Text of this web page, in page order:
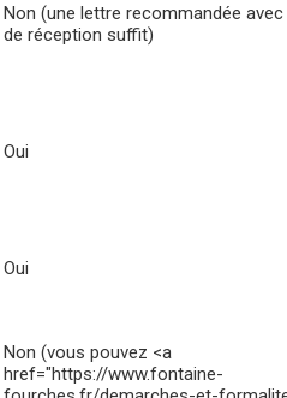
Non (une lettre recommandée
de réception suffit)
Oui
Oui
Non (vous pouvez <a
href="https://www.fontaine-